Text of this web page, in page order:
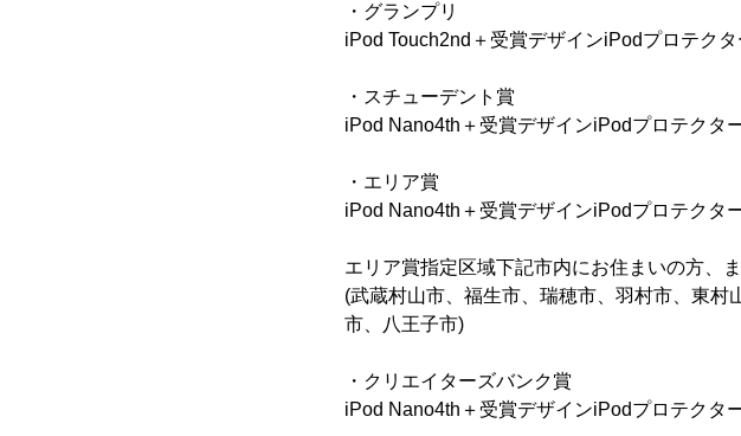
・グランプリ
iPod Touch2nd＋受賞デザインiPodプロテク
・スチューデント賞
iPod Nano4th＋受賞デザインiPodプロテクタ
・エリア賞
iPod Nano4th＋受賞デザインiPodプロテクタ
エリア賞指定区域下記市内にお住まいの方、
(武蔵村山市、福生市、瑞穂市、羽村市、東
市、八王子市)
・クリエイターズバンク賞
iPod Nano4th＋受賞デザインiPodプロテクタ